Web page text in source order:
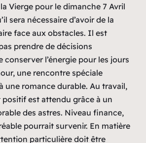
Vierge pour le dimanche 7 Avril
sera nécessaire d’avoir de la
face aux obstacles. Il est
prendre de décisions
conserver l’énergie pour les jours
une rencontre spéciale
une romance durable. Au travail,
est attendu grâce à un
des astres. Niveau finance,
pourrait survenir. En matière
particulière doit être